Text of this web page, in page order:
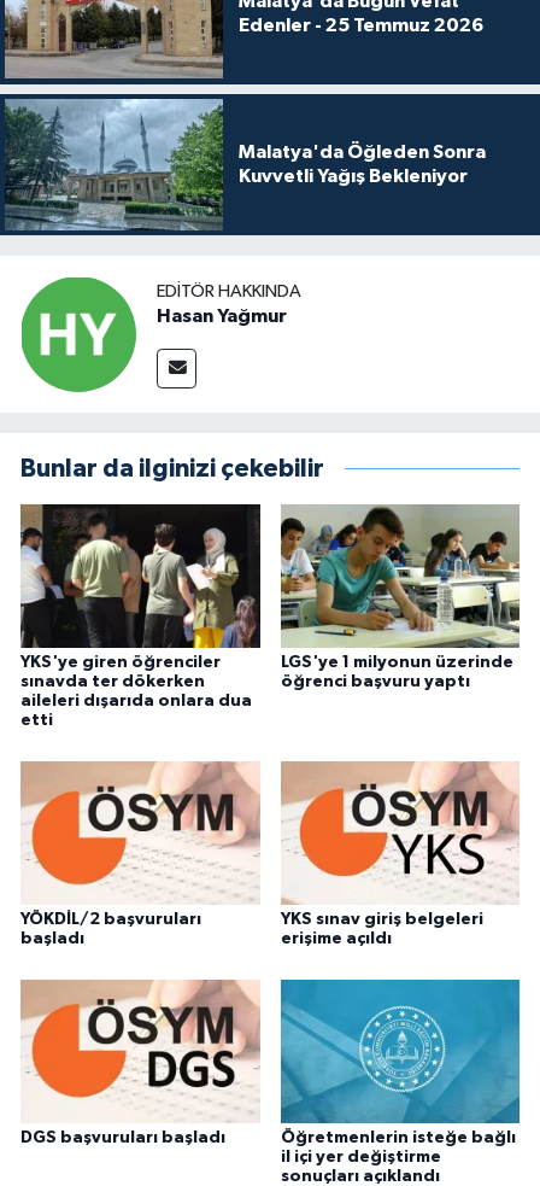
Edenler - 25 Temmuz 2026
Malatya'da Öğleden Sonra
Kuvvetli Yağış Bekleniyor
EDITÖR HAKKINDA
Hasan Yağmur
Bunlar da ilginizi çekebilir
YKS'ye giren öğrenciler
sınavda ter dökerken
aileleri dışarıda onlara dua
etti
LGS'ye 1 milyonun üzerinde
öğrenci başvuru yaptı
YÖKDİL/2 başvuruları
başladı
YKS sınav giriş belgeleri
erişime açıldı
DGS başvuruları başladı
Öğretmenlerin isteğe bağlı
il içi yer değiştirme
sonuçları açıklandı